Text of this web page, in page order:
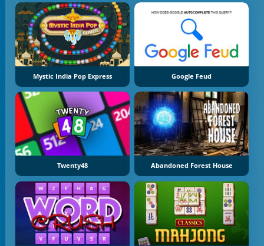
Mystic India Pop Express Google Feud
Twenty48 Abandoned Forest House